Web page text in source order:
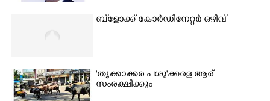
ബ്‌ളോക്ക് കോർഡിനേറ്റർ ഒഴിവ്
'തൃക്കാക്കര പശു'ക്കളെ ആര്
സംരക്ഷിക്കും